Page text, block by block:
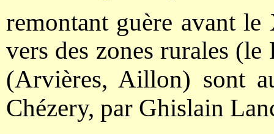
remontant guère avant
vers des zones rurales (le
(Arvières, Aillon) sont
Chézery, par Ghislain